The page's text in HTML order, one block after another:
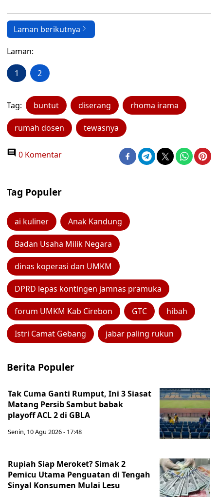
Laman berikutnya
Laman:
1 2
Tag: buntut diserang rhoma irama
rumah dosen tewasnya
0 Komentar
Tag Populer
ai kuliner Anak Kandung
Badan Usaha Milik Negara
dinas koperasi dan UMKM
DPRD lepas kontingen jamnas pramuka
forum UMKM Kab Cirebon GTC hibah
Istri Camat Gebang jabar paling rukun
Berita Populer
Tak Cuma Ganti Rumput, Ini 3 Siasat
Matang Persib Sambut babak
playoff ACL 2 di GBLA
Senin, 10 Agu 2026 - 17:48
Rupiah Siap Meroket? Simak 2
Pemicu Utama Penguatan di Tengah
Sinyal Konsumen Mulai Lesu